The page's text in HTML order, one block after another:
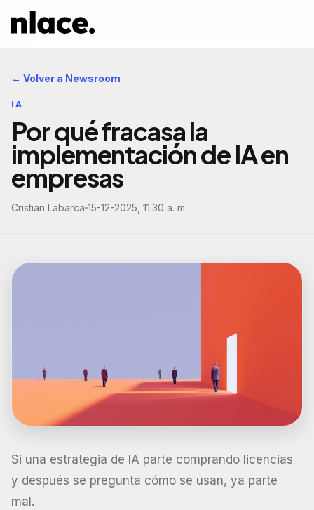
← Volver a Newsroom
IA
Por qué fracasa la
implementación de IA en
empresas
Cristian Labarca 15-12-2025, 11:30 a. m.
Si una estrategia de IA parte comprando licencias
y después se pregunta cómo se usan, ya parte
mal.